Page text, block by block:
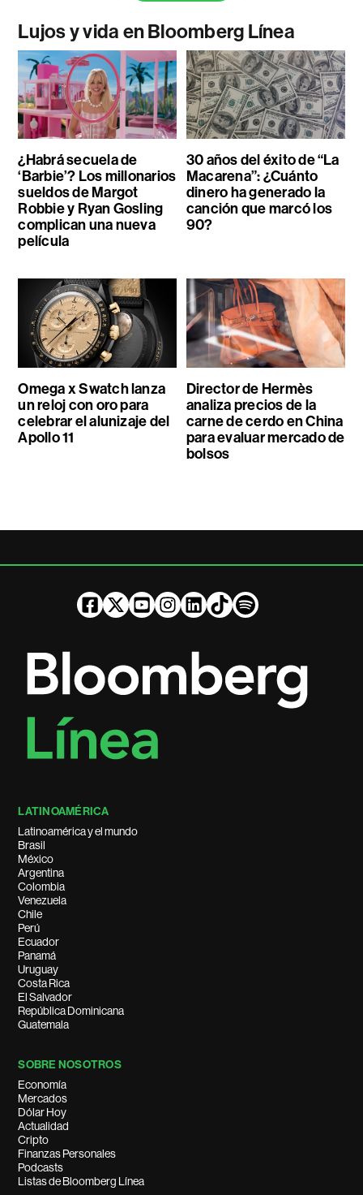
Lujos y vida en Bloomberg Línea
¿Habrá secuela de
‘Barbie’? Los millonarios
sueldos de Margot
Robbie y Ryan Gosling
complican una nueva
película
30 años del éxito de “La
Macarena”: ¿Cuánto
dinero ha generado la
canción que marcó los
90?
Omega x Swatch lanza
un reloj con oro para
celebrar el alunizaje del
Apollo 11
Director de Hermès
analiza precios de la
carne de cerdo en China
para evaluar mercado de
bolsos
LATINOAMÉRICA
Latinoamérica y el mundo
Brasil
México
Argentina
Colombia
Venezuela
Chile
Perú
Ecuador
Panamá
Uruguay
Costa Rica
El Salvador
República Dominicana
Guatemala
SOBRE NOSOTROS
Economía
Mercados
Dólar Hoy
Actualidad
Cripto
Finanzas Personales
Podcasts
Listas de Bloomberg Línea